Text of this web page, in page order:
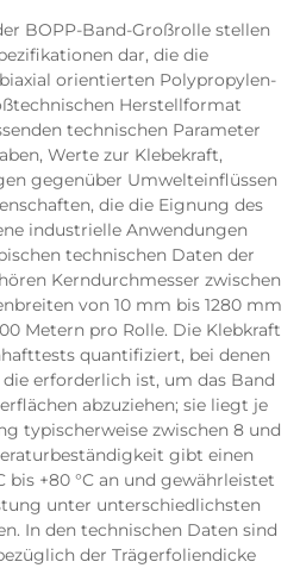
BOPP-Band-Großrolle stellen
dar, die die
orientierten Polypropylen-
Herstellformat
technischen Parameter
Werte zur Klebekraft,
gegenüber Umwelteinflüssen
die die Eignung des
industrielle Anwendungen
technischen Daten der
Kerndurchmesser zwischen
von 10 mm bis 1280 mm
Metern pro Rolle. Die Klebkraft
quantifiziert, bei denen
erforderlich ist, um das Band
abzuziehen; sie liegt je
typischerweise zwischen 8 und
gibt einen
bis +80 °C an und gewährleistet
unter unterschiedlichsten
In den technischen Daten sind
der Trägerfoliendicke